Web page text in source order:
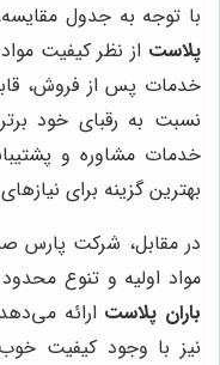
با توجه به جدول
پلاست از نظر کیفیت
خدمات پس از فروش،
نسبت به رقبای خود
خدمات مشاوره و
بهترین گزینه برای
در مقابل، شرکت پارس
مواد اولیه و تنوع
باران پلاست ارائه
نیز با وجود کیفیت